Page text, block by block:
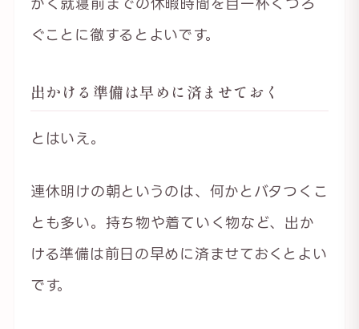
ぐことに徹するとよいです。
出かける準備は早めに済ませておく
とはいえ。
連休明けの朝というのは、何かとバタつくこ
とも多い。持ち物や着ていく物など、出か
ける準備は前日の早めに済ませておくとよい
です。